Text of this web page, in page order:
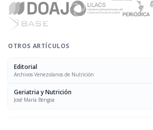
OTROS ARTÍCULOS
Editorial
Archivos Venezolanos de Nutrición
Geriatria y Nutrición
José María Bengoa